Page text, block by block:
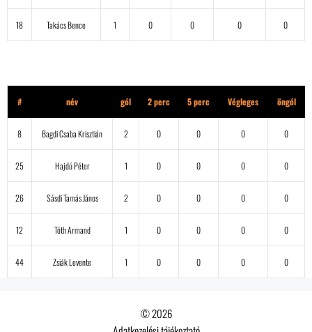
18 Takács Bence 1 0 0 0 0
# név gól 2 perc 5 perc Végleges öngól
8 Bagdi Csaba Krisztián 2 0 0 0 0
25 Hajdú Péter 1 0 0 0 0
26 Sásdi Tamás János 2 0 0 0 0
12 Tóth Armand 1 0 0 0 0
44 Zsiák Levente 1 0 0 0 0
© 2026